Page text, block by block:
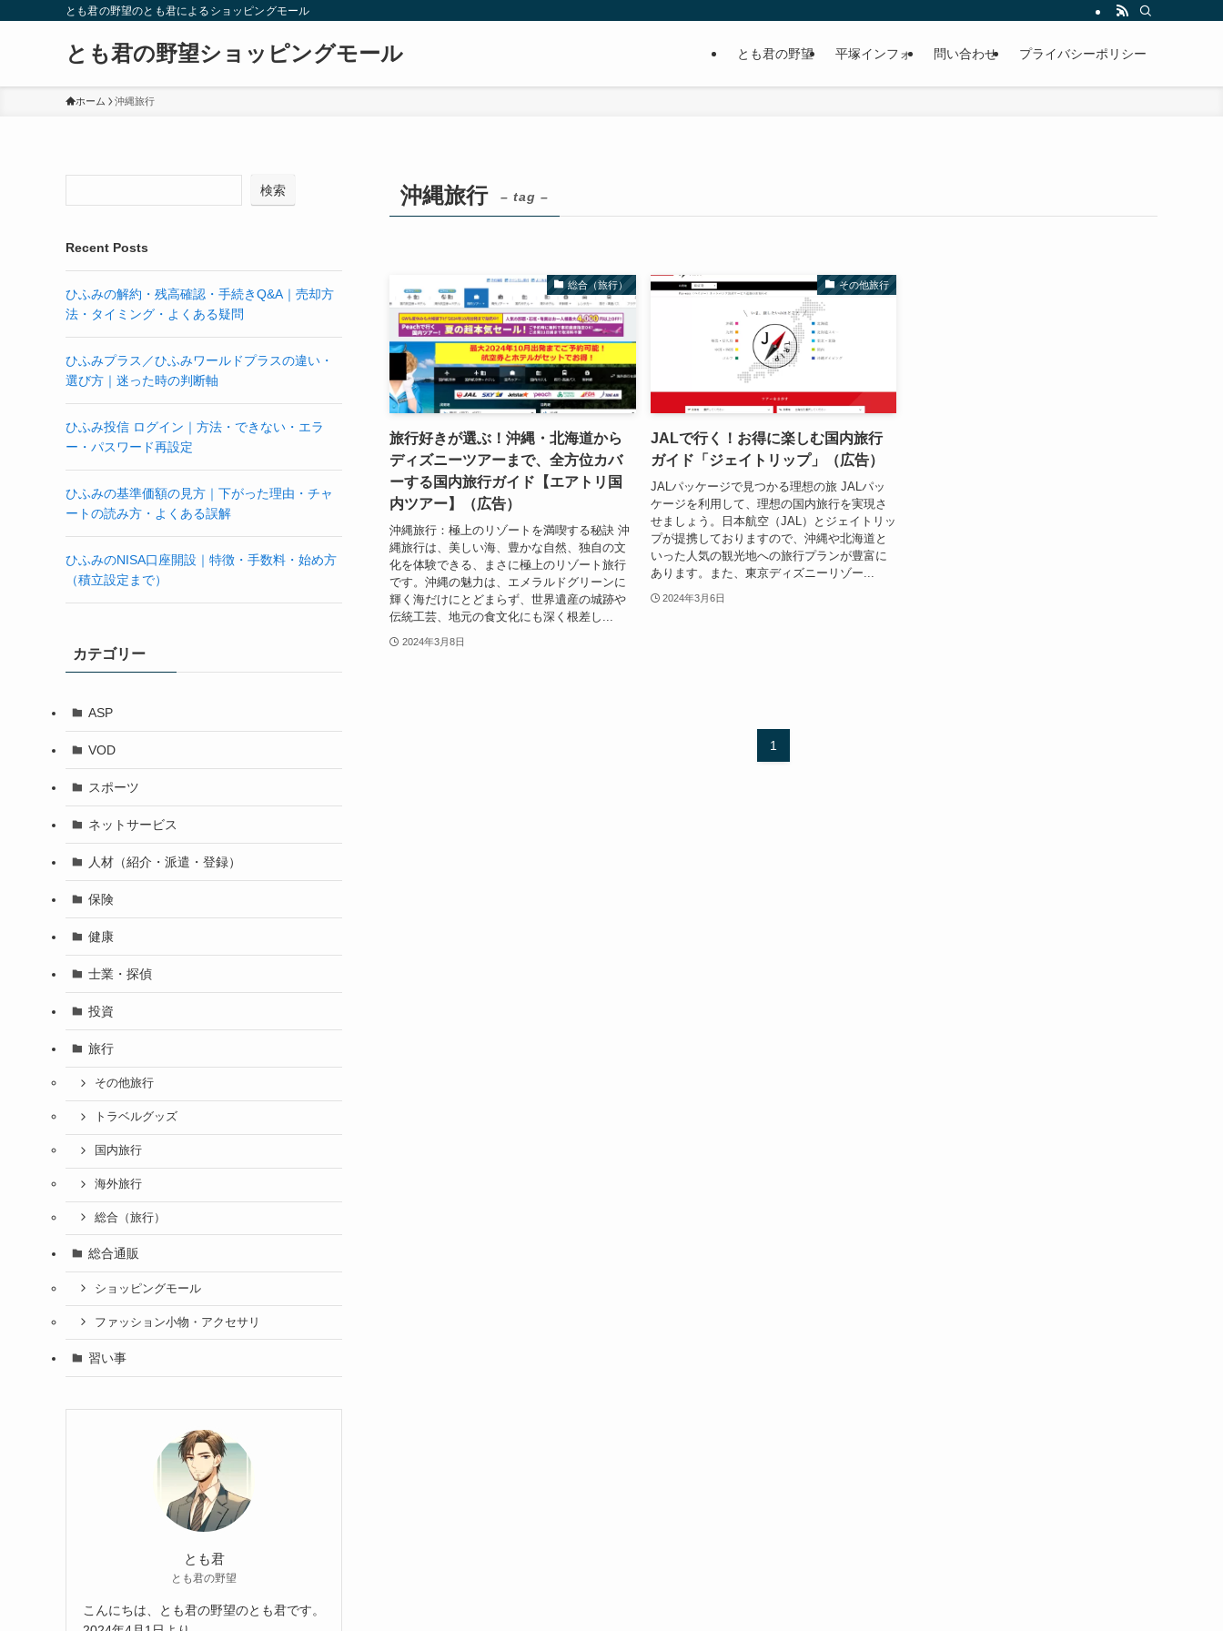
とも君の野望のとも君によるショッピングモール
とも君の野望ショッピングモール とも君の野望 平塚インフォ 問い合わせ プライバシーポリシー
ホーム 沖縄旅行
沖縄旅行 – tag –
総合（旅行）
旅行好きが選ぶ！沖縄・北海道から
ディズニーツアーまで、全方位カバ
ーする国内旅行ガイド【エアトリ国
内ツアー】（広告）
沖縄旅行：極上のリゾートを満喫する秘訣 沖
縄旅行は、美しい海、豊かな自然、独自の文
化を体験できる、まさに極上のリゾート旅行
です。沖縄の魅力は、エメラルドグリーンに
輝く海だけにとどまらず、世界遺産の城跡や
伝統工芸、地元の食文化にも深く根差し...
2024年3月8日
その他旅行
JALで行く！お得に楽しむ国内旅行
ガイド「ジェイトリップ」（広告）
JALパッケージで見つかる理想の旅 JALパッ
ケージを利用して、理想の国内旅行を実現さ
せましょう。日本航空（JAL）とジェイトリッ
プが提携しておりますので、沖縄や北海道と
いった人気の観光地への旅行プランが豊富に
あります。また、東京ディズニーリゾー...
2024年3月6日
1
検索
Recent Posts
ひふみの解約・残高確認・手続きQ&A｜売却方
法・タイミング・よくある疑問
ひふみプラス／ひふみワールドプラスの違い・
選び方｜迷った時の判断軸
ひふみ投信 ログイン｜方法・できない・エラ
ー・パスワード再設定
ひふみの基準価額の見方｜下がった理由・チャ
ートの読み方・よくある誤解
ひふみのNISA口座開設｜特徴・手数料・始め方
（積立設定まで）
カテゴリー
ASP
VOD
スポーツ
ネットサービス
人材（紹介・派遣・登録）
保険
健康
士業・探偵
投資
旅行
その他旅行
トラベルグッズ
国内旅行
海外旅行
総合（旅行）
総合通販
ショッピングモール
ファッション小物・アクセサリ
習い事
とも君
とも君の野望
こんにちは、とも君の野望のとも君です。